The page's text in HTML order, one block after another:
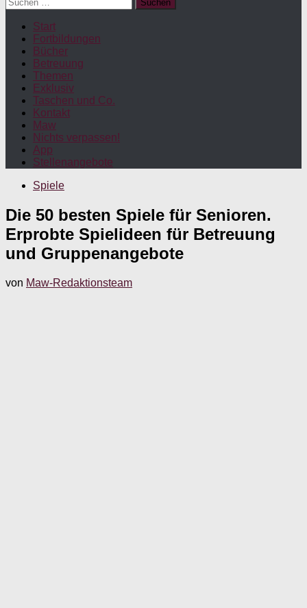
nach:
Start
Fortbildungen
Bücher
Betreuung
Themen
Exklusiv
Taschen und Co.
Kontakt
Maw
Nichts verpassen!
App
Stellenangebote
Spiele
Die 50 besten Spiele für Senioren.
Erprobte Spielideen für Betreuung
und Gruppenangebote
von Maw-Redaktionsteam